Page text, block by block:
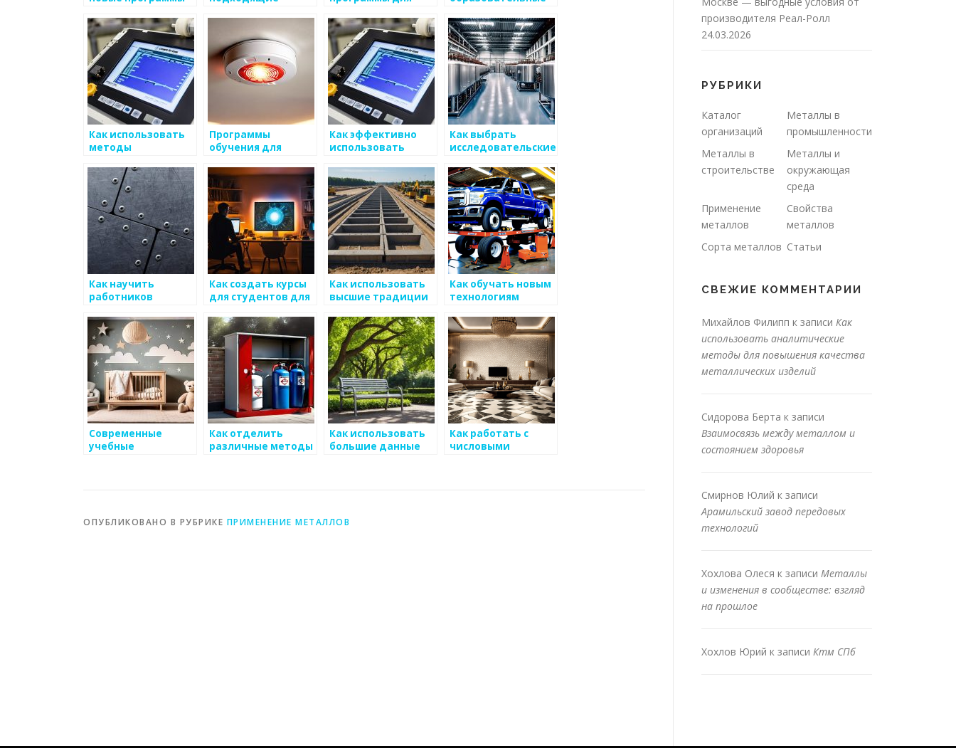
сотрудников в
области
металоизделий
сотрудников
в рамках
металлоизделий
работе с
металоизделиями
Как использовать
методы
процветания рынка
металоизделий
Программы
обучения для
сфере
металоизделий
Как эффективно
использовать
связи для развития
бизнеса в сфере
металоизделий
Как выбрать
исследовательские
улучшения
аспектов
металоизделий
Как научить
работников
интуицию для
улучшения продаж
металоизделий
Как создать курсы
для студентов для
интереса к
производству
металоизделий
Как использовать
высшие традиции
команды
аппаратов
металоизделий
Как обучать новым
технологиям
производители и
металлоизделия
Современные
учебные
Как отделить
различные методы
Как использовать
большие данные
Как работать с
числовыми
ОПУБЛИКОВАНО В РУБРИКЕ ПРИМЕНЕНИЕ МЕТАЛЛОВ
производителя Реал-Ролл
24.03.2026
РУБРИКИ
Каталог
организаций
Металлы в
промышленности
Металлы в
строительстве
Металлы и
окружающая
среда
Применение
металлов
Свойства
металлов
Сорта металлов Статьи
СВЕЖИЕ КОММЕНТАРИИ
Михайлов Филипп к записи Как
использовать аналитические
методы для повышения качества
металлических изделий
Сидорова Берта к записи
Взаимосвязь между металлом и
состоянием здоровья
Смирнов Юлий к записи
Арамильский завод передовых
технологий
Хохлова Олеся к записи Металлы
и изменения в сообществе: взгляд
на прошлое
Хохлов Юрий к записи Ктм СПб